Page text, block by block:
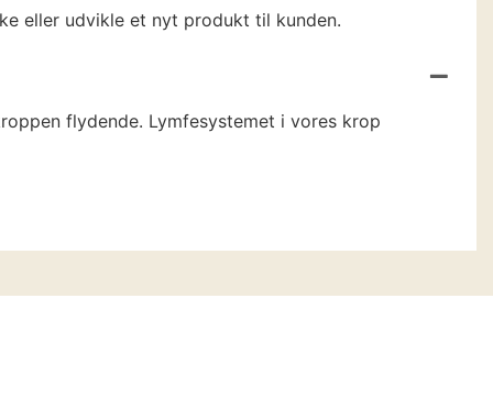
eller udvikle et nyt produkt til kunden.
flydende. Lymfesystemet i vores krop